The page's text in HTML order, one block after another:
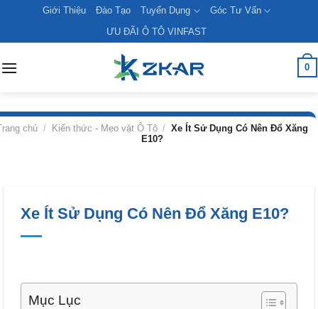
content
Giới Thiệu Đào Tạo Tuyển Dụng
Góc Tư Vấn
ƯU ĐÃI Ô TÔ VINFAST
0
chủ / Kiến thức - Mẹo vặt Ô Tô / Xe Ít Sử Dụng Có Nên Đổ Xăng
E10?
Xe Ít Sử Dụng Có Nên Đổ Xăng E10?
Mục Lục